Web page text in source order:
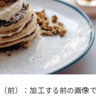
前）：加工する前の画像